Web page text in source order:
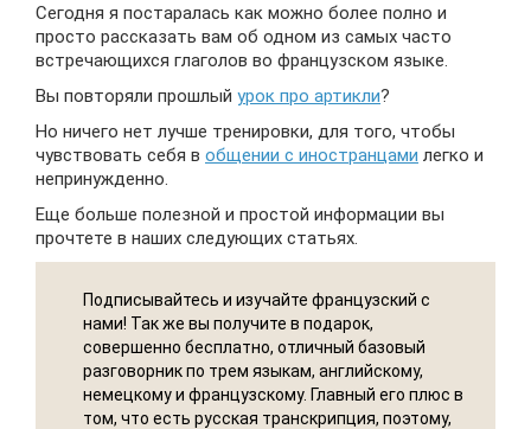
Сегодня я постаралась как можно более полно и
просто рассказать вам об одном из самых часто
встречающихся глаголов во французском языке.
Вы повторяли прошлый урок про артикли?
Но ничего нет лучше тренировки, для того, чтобы
чувствовать себя в общении с иностранцами легко и
непринужденно.
Еще больше полезной и простой информации вы
прочтете в наших следующих статьях.
Подписывайтесь и изучайте французский с
нами! Так же вы получите в подарок,
совершенно бесплатно, отличный базовый
разговорник по трем языкам, английскому,
немецкому и французскому. Главный его плюс в
том, что есть русская транскрипция, поэтому,